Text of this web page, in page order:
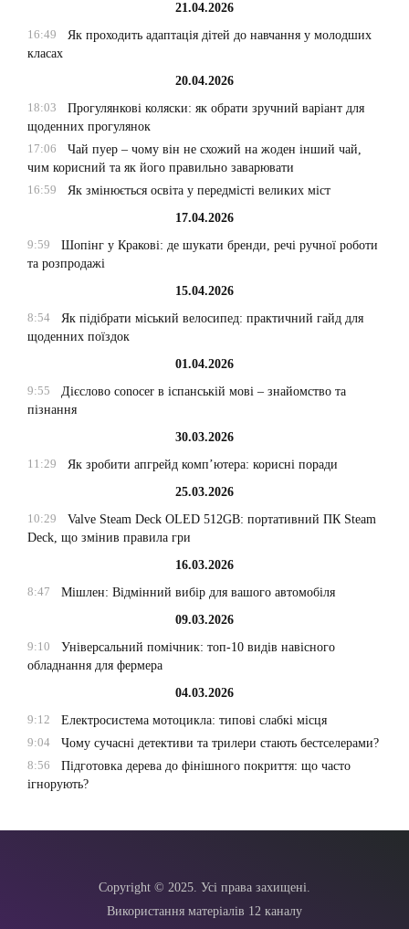
21.04.2026
16:49
Як проходить адаптація дітей до навчання у молодших
класах
20.04.2026
18:03
Прогулянкові коляски: як обрати зручний варіант для
щоденних прогулянок
17:06
Чай пуер – чому він не схожий на жоден інший чай,
чим корисний та як його правильно заварювати
16:59
Як змінюється освіта у передмісті великих міст
17.04.2026
9:59
Шопінг у Кракові: де шукати бренди, речі ручної роботи
та розпродажі
15.04.2026
8:54
Як підібрати міський велосипед: практичний гайд для
щоденних поїздок
01.04.2026
9:55
Дієслово conocer в іспанській мові – знайомство та
пізнання
30.03.2026
11:29
Як зробити апгрейд комп’ютера: корисні поради
25.03.2026
10:29
Valve Steam Deck OLED 512GB: портативний ПК Steam
Deck, що змінив правила гри
16.03.2026
8:47
Мішлен: Відмінний вибір для вашого автомобіля
09.03.2026
9:10
Універсальний помічник: топ-10 видів навісного
обладнання для фермера
04.03.2026
9:12
Електросистема мотоцикла: типові слабкі місця
9:04
Чому сучасні детективи та трилери стають бестселерами?
8:56
Підготовка дерева до фінішного покриття: що часто
ігнорують?
Copyright © 2025. Усі права захищені.
Використання матеріалів 12 каналу